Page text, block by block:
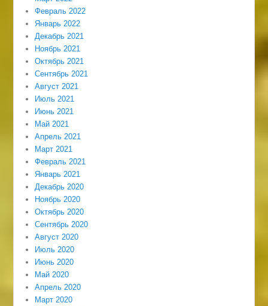
Февраль 2022
Январь 2022
Декабрь 2021
Ноябрь 2021
Октябрь 2021
Сентябрь 2021
Август 2021
Июль 2021
Июнь 2021
Май 2021
Апрель 2021
Март 2021
Февраль 2021
Январь 2021
Декабрь 2020
Ноябрь 2020
Октябрь 2020
Сентябрь 2020
Август 2020
Июль 2020
Июнь 2020
Май 2020
Апрель 2020
Март 2020